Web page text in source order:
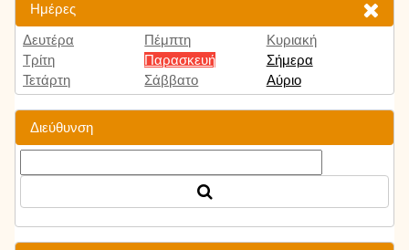
Ημέρες
Δευτέρα
Τρίτη
Τετάρτη
Πέμπτη
Παρασκευή
Σάββατο
Κυριακή
Σήμερα
Αύριο
Διεύθυνση